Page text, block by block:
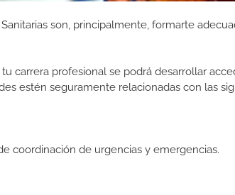
son, principalmente, formarte
carrera profesional se podrá desarrollar
estén seguramente relacionadas con las
coordinación de urgencias y emergencias.